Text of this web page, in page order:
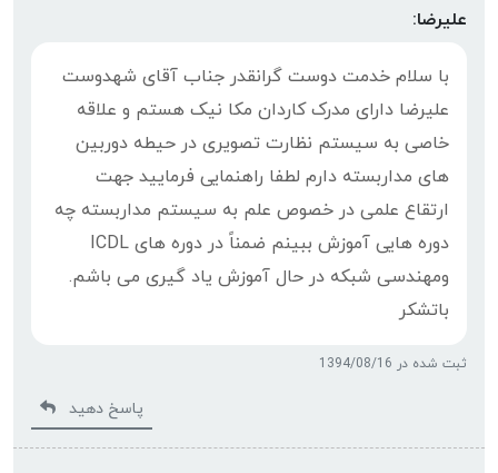
علیرضا:
با سلام خدمت دوست گرانقدر جناب آقای شهدوست
علیرضا دارای مدرک کاردان مکا نیک هستم و علاقه
خاصی به سیستم نظارت تصویری در حیطه دوربین
های مداربسته دارم لطفا راهنمایی فرمایید جهت
ارتقاع علمی در خصوص علم به سیستم مداربسته چه
دوره هایی آموزش ببینم ضمناً در دوره های ICDL
ومهندسی شبکه در حال آموزش یاد گیری می باشم.
باتشکر
ثبت شده در 1394/08/16
پاسخ دهید